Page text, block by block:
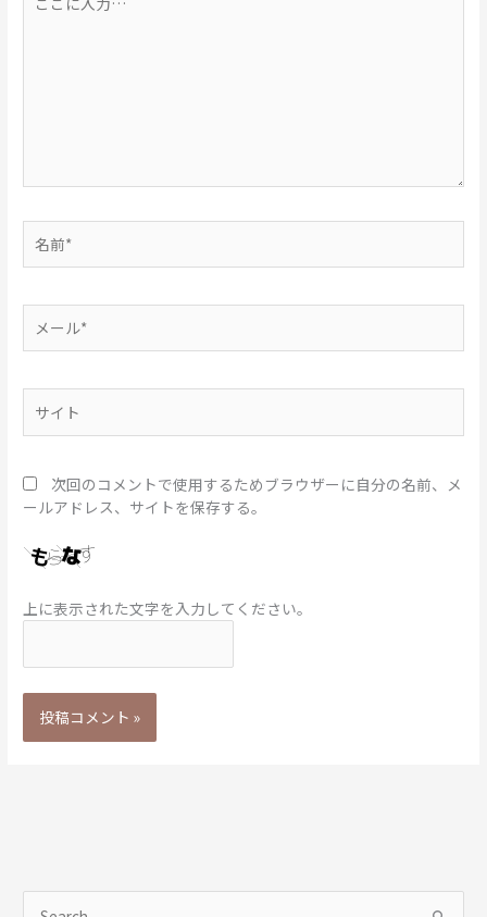
こ
前
ー
次回のコメントで使用するためブラウザーに自分の名前、メ
ールアドレス、サイトを保存する。
上に表示された文字を入力してください。